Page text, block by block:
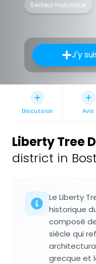
Secteur historique
J'y
Discussion Avis
Liberty Tree
district in
Le Liberty
historique
composé
siècle qui
grecque et